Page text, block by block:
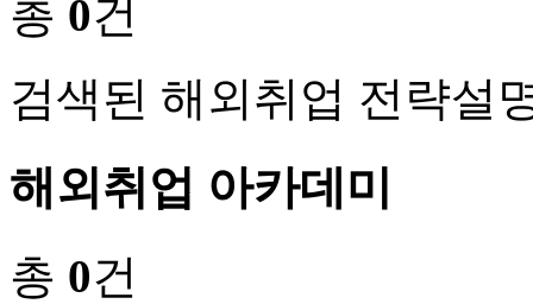
총 0건
검색된 해외취업 전략설
해외취업 아카데미
총 0건